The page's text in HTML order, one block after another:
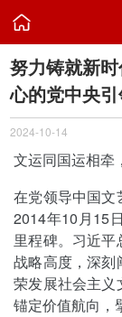

努力铸就新
心的党中央
2024-10-14
文运同国运相牵
在党领导中国文
2014年10月15
里程碑。习近
战略高度，深刻
荣发展社会主义
锚定价值航向，